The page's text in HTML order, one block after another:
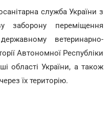
служба України з
заборону переміщення
ветеринарно-
Автономної Республіки
області України, а також
їх територію.